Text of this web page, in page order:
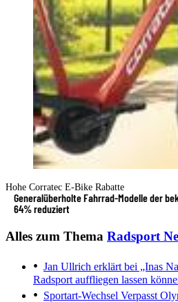
Hohe Corratec E-Bike Rabatte
Generalüberholte Fahrrad-Modelle der
64% reduziert
Alles zum Thema Radsport
Jan Ullrich erklärt bei „Inas
Radsport auffliegen lassen
Sportart-Wechsel Verpasst